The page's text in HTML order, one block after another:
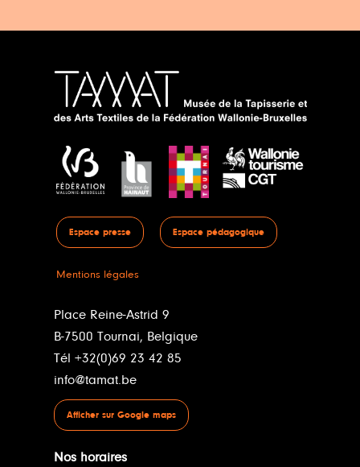
Espace presse Espace pédagogique
Mentions légales
Place Reine-Astrid 9
B-7500 Tournai, Belgique
Tél +32(0)69 23 42 85
info@tamat.be
Afficher sur Google maps
Nos horaires